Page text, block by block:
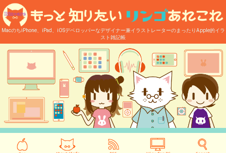
MacのちiPhone、iPad、iOSデベロッパーなデザイナー兼イラストレーターのまったりApple的イラ
スト雑記帳